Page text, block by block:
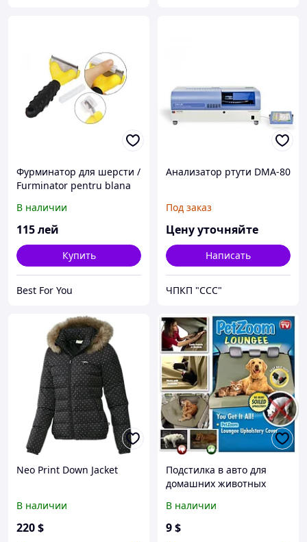
Фурминатор для шерсти /
Furminator pentru blana
В наличии
115лей
Купить
Best For You
Анализатор ртути DMA-80
Под заказ
Цену уточняйте
Написать
ЧПКП "ССС"
Neo Print Down Jacket
В наличии
220$
Подстилка в авто для
домашних животных
В наличии
9$